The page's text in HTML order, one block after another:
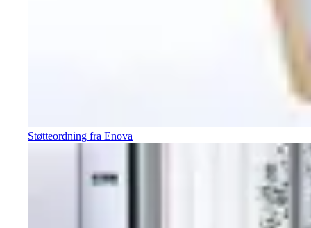
Støtteordning fra Enova